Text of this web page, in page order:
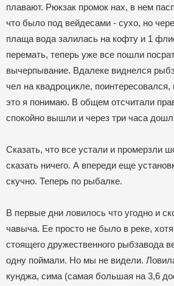
плавают. Рюкзак промок нах, в нем
что было под вейдесами - сухо, но
плаща вода залилась на кофту и 1
перемать, теперь уже все пошли
вычерпывание. Вдалеке виднелся
чел на квадроцикле,
это я понимаю. В общем отсчитали
спокойно вышли и через три часа
Сказать, что все устали и промерзли
сказать ничего. А впереди еще
скучно. Теперь по рыбалке.
В первые дни ловилось что угодно и
чавыча. Ее просто не было в реке,
стоящего дружественного рыбзавода
одну поймали. Но мы не видели.
кунджа, сима (самая большая на 3,6